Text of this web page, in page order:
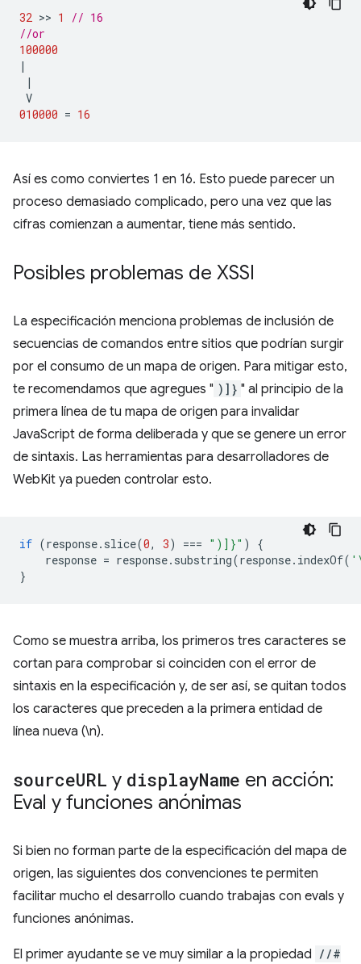
32 >> 1
// 16
//or
100000
|
|
V
010000 = 16
Así es como conviertes 1 en 16. Esto puede parecer un
proceso demasiado complicado, pero una vez que las
cifras comienzan a aumentar, tiene más sentido.
Posibles problemas de XSSI
La especificación menciona problemas de inclusión de
secuencias de comandos entre sitios que podrían surgir
por el consumo de un mapa de origen. Para mitigar esto,
te recomendamos que agregues " )]} " al principio de la
primera línea de tu mapa de origen para invalidar
JavaScript de forma deliberada y que se genere un error
de sintaxis. Las herramientas para desarrolladores de
WebKit ya pueden controlar esto.
if (response. slice(0, 3) === ")]}" )
{
response = response. substring(response. indexOf(
}
Como se muestra arriba, los primeros tres caracteres se
cortan para comprobar si coinciden con el error de
sintaxis en la especificación y, de ser así, se quitan todos
los caracteres que preceden a la primera entidad de
línea nueva (\n).
sourceURL y displayName en acción:
Eval y funciones anónimas
Si bien no forman parte de la especificación del mapa de
origen, las siguientes dos convenciones te permiten
facilitar mucho el desarrollo cuando trabajas con evals y
funciones anónimas.
El primer ayudante se ve muy similar a la propiedad //#